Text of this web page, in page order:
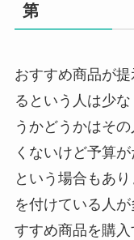
第
おすすめ商品が
るという人は少
うかどうかはそ
くないけど予算
という場合もあ
を付けている人
すすめ商品を購入